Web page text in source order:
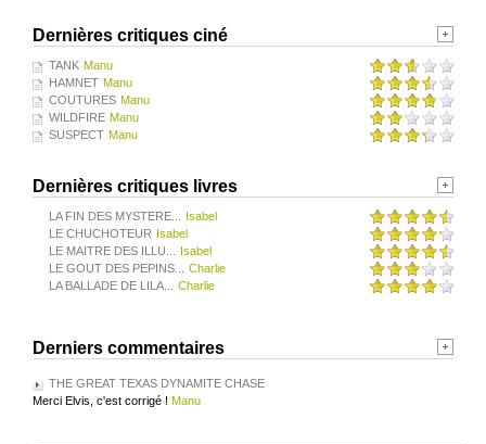
Dernières critiques ciné
TANK Manu
HAMNET Manu
COUTURES Manu
WILDFIRE Manu
SUSPECT Manu
Dernières critiques livres
LA FIN DES MYSTERE...
Isabel
LE CHUCHOTEUR Isabel
LE MAITRE DES ILLU...
Isabel
LE GOUT DES PEPINS...
Charlie
LA BALLADE DE LILA...
Charlie
Derniers commentaires
THE GREAT TEXAS DYNAMITE CHASE
Merci Elvis, c'est corrigé ! Manu